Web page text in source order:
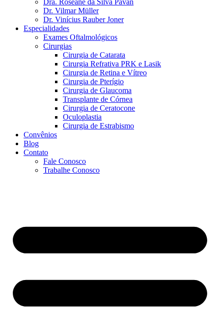
Dra. Roseane da Silva Pavan
Dr. Vilmar Müller
Dr. Vinícius Rauber Joner
Especialidades
Exames Oftalmológicos
Cirurgias
Cirurgia de Catarata
Cirurgia Refrativa PRK e Lasik
Cirurgia de Retina e Vítreo
Cirurgia de Pterígio
Cirurgia de Glaucoma
Transplante de Córnea
Cirurgia de Ceratocone
Oculoplastia
Cirurgia de Estrabismo
Convênios
Blog
Contato
Fale Conosco
Trabalhe Conosco